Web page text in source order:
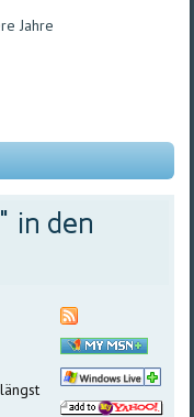
Jahre
in den